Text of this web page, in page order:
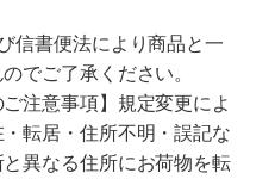
信書便法により商品と一
でご了承ください。
注意事項】規定変更によ
転居・住所不明・誤記な
異なる住所にお荷物を転